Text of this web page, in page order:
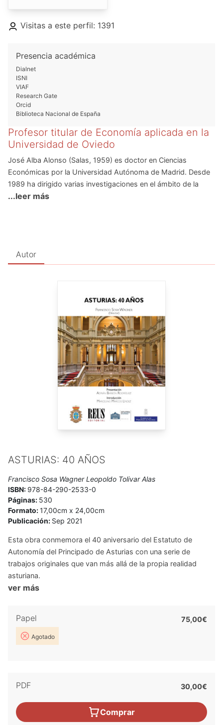
Visitas a este perfil: 1391
Presencia académica
Dialnet
ISNI
VIAF
Research Gate
Orcid
Biblioteca Nacional de España
Profesor titular de Economía aplicada en la
Universidad de Oviedo
José Alba Alonso (Salas, 1959) es doctor en Ciencias
Económicas por la Universidad Autónoma de Madrid. Desde
1989 ha dirigido varias investigaciones en el ámbito de la
economía medioambiental, recogidas en comunicaciones y
profesor titular del Departamento de Economía Aplicada de la
Universidad de Oviedo. Ha dirigido varias investigaciones,
de Redes, y la relativa al cambio en la tipología del turista y
valoración económica del Parque Natural de Somiedo. En el
ámbito docente, participa en programas de su campo de
especialización promovidos por diversas universidades y
fundaciones y ha organizado infinidad de cursos y jornadas
sobre aspectos económicos del medio ambiente,
destacando recientemente las I Jornadas de Economía y
Medio Ambiente en Gijón (marzo-junio 2004), que versaron
sobre Valor Económico Total y Huella Ecológica. Es miembro
fundador de la Asociación hispano-portuguesa de Economía
de los Recursos Naturales (AERNA).
...leer más
Autor
ASTURIAS: 40 AÑOS
Francisco Sosa Wagner Leopoldo Tolivar Alas
ISBN: 978-84-290-2533-0
Páginas: 530
Formato:17,00cm x 24,00cm
Publicación: Sep 2021
Esta obra conmemora el 40 aniversario del Estatuto de
Autonomía del Principado de Asturias con una serie de
trabajos originales que van más allá de la propia realidad
asturiana.
ver más
Papel
Agotado
75,00€
PDF 30,00€
Comprar